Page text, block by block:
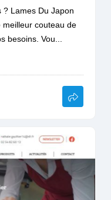
? Lames Du Japon
couteau de
besoins. Vou...